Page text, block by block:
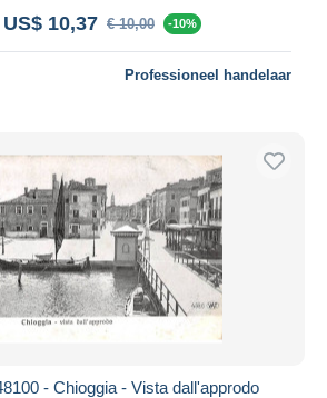
10,37 € 10,00 -10%
Professioneel handelaar
- Chioggia - Vista dall'approdo